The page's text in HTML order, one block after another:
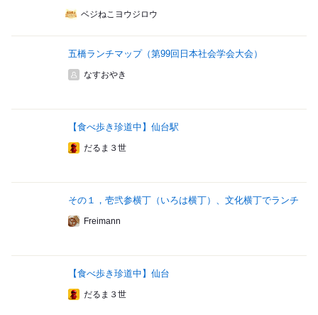
ベジねこヨウジロウ
五橋ランチマップ（第99回日本社会学会大会）
なすおやき
【食べ歩き珍道中】仙台駅
だるま３世
その１，壱弐参横丁（いろは横丁）、文化横丁でランチ
Freimann
【食べ歩き珍道中】仙台
だるま３世